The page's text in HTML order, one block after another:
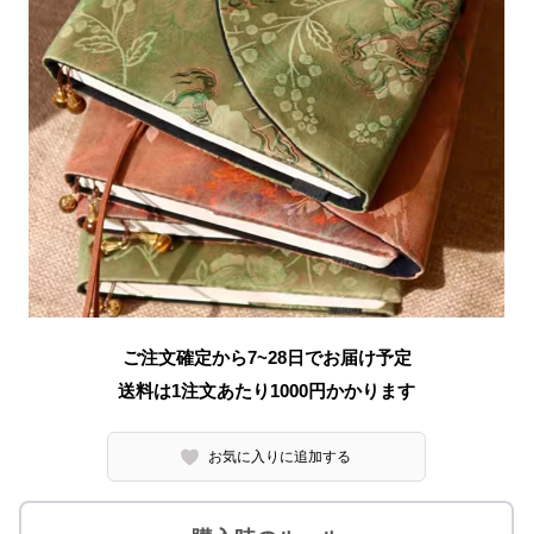
ご注文確定から7~28日でお届け予定
送料は1注文あたり 1000円かかります
お気に入りに追加する